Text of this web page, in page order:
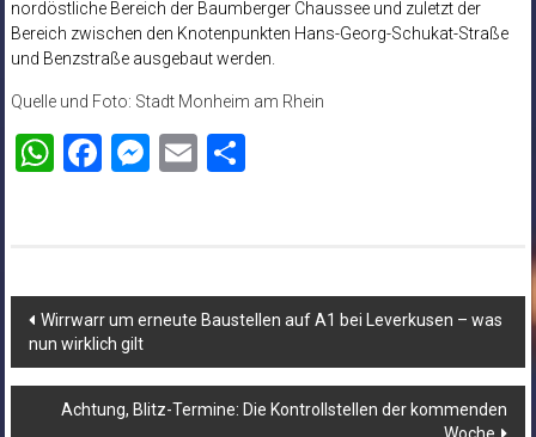
nordöstliche Bereich der Baumberger Chaussee und zuletzt der
Bereich zwischen den Knotenpunkten Hans-Georg-Schukat-Straße
und Benzstraße ausgebaut werden.
Quelle und Foto: Stadt Monheim am Rhein
WhatsApp
Facebook
Messenger
EmailTeilen
Beitragsnavigation
Wirrwarr um erneute Baustellen auf A1 bei Leverkusen – was
nun wirklich gilt
Achtung, Blitz-Termine: Die Kontrollstellen der kommenden